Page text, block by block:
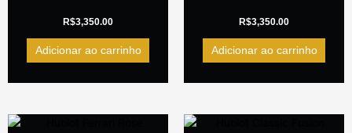
R$3,350.00
Adicionar ao carrinho
R$3,350.00
Adicionar ao carrinho